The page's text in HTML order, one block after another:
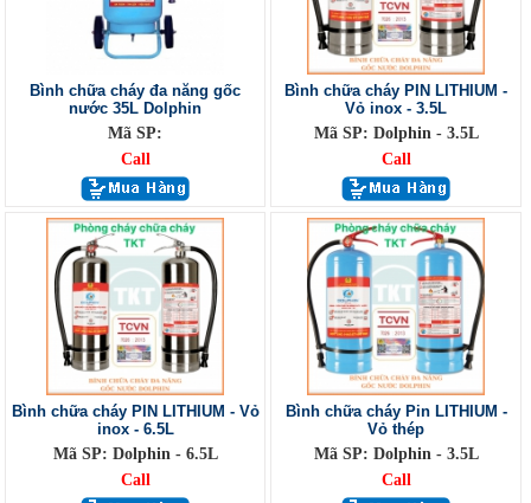
Bình chữa cháy đa năng gốc
nước 35L Dolphin
Mã SP:
Call
Bình chữa cháy PIN LITHIUM -
Vỏ inox - 3.5L
Mã SP: Dolphin - 3.5L
Call
Bình chữa cháy PIN LITHIUM - Vỏ
inox - 6.5L
Mã SP: Dolphin - 6.5L
Call
Bình chữa cháy Pin LITHIUM -
Vỏ thép
Mã SP: Dolphin - 3.5L
Call